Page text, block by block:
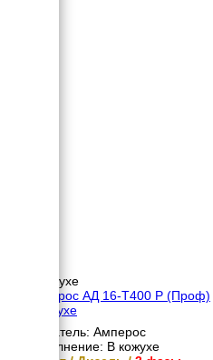
В кожухе
Амперос АД 16-Т400 Р (Проф)
в кожухе
Двигатель: Амперос
Исполнение: В кожухе